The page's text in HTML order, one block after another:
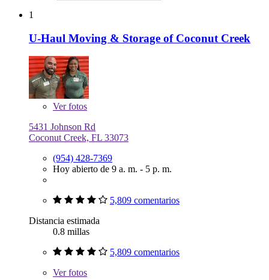
1
U-Haul Moving & Storage of Coconut Creek
Verfotos
5431 Johnson Rd
Coconut Creek, FL 33073
(954) 428-7369
Hoy abierto de 9 a. m. - 5 p. m.
5,809 comentarios
Distancia estimada
0.8 millas
5,809 comentarios
Verfotos